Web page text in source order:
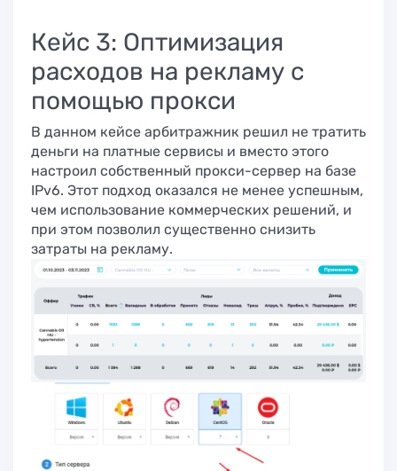
Кейс 3: Оптимизация
расходов на рекламу с
помощью прокси
В данном кейсе арбитражник решил не тратить
деньги на платные сервисы и вместо этого
настроил собственный прокси-сервер на базе
IPv6. Этот подход оказался не менее успешным,
чем использование коммерческих решений, и
при этом позволил существенно снизить
затраты на рекламу.